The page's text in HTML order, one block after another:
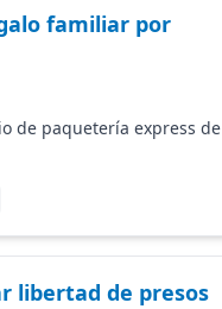
familiar por
de paquetería express de
libertad de presos